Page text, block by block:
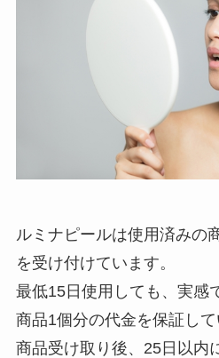
ルミナピールは使用済みの
を受け付けています。
最低15日使用しても、実感
商品1個分の代金を保証して
商品受け取り後、25日以内